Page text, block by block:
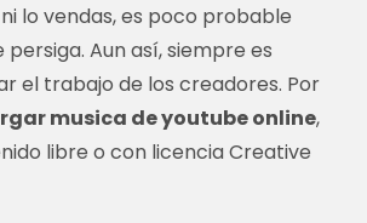
lo vendas, es poco probable
persiga. Aun así, siempre es
el trabajo de los creadores. Por
musica de youtube online,
libre o con licencia Creative